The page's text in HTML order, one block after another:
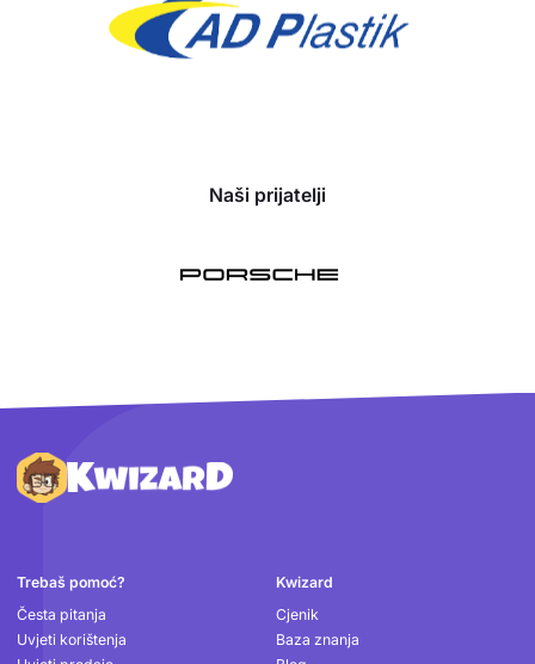
Naši prijatelji
Podnožje
Trebaš pomoć?
Česta pitanja
Uvjeti korištenja
Kwizard
Cjenik
Baza znanja